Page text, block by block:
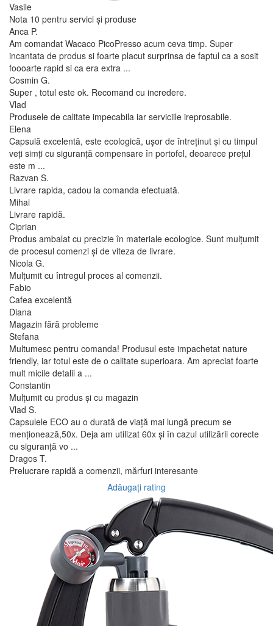
Vasile
Nota 10 pentru servici și produse
Anca P.
Am comandat Wacaco PicoPresso acum ceva timp. Super
incantata de produs si foarte placut surprinsa de faptul ca a sosit
foooarte rapid si ca era extra ...
Cosmin G.
Super , totul este ok. Recomand cu incredere.
Vlad
Produsele de calitate impecabila iar serviciile ireprosabile.
Elena
Capsulă excelentă, este ecologică, ușor de întreținut și cu timpul
veți simți cu siguranță compensare în portofel, deoarece prețul
este m ...
Razvan S.
Livrare rapida, cadou la comanda efectuată.
Mihai
Livrare rapidă.
Ciprian
Produs ambalat cu precizie în materiale ecologice. Sunt mulțumit
de procesul comenzi și de viteza de livrare.
Nicola G.
Mulțumit cu întregul proces al comenzii.
Fabio
Cafea excelentă
Diana
Magazin fără probleme
Stefana
Multumesc pentru comanda! Produsul este impachetat nature
friendly, iar totul este de o calitate superioara. Am apreciat foarte
mult micile detalii a ...
Constantin
Mulțumit cu produs și cu magazin
Vlad S.
Capsulele ECO au o durată de viață mai lungă precum se
menționează,50x. Deja am utilizat 60x și în cazul utilizării corecte
cu siguranță vo ...
Dragos T.
Prelucrare rapidă a comenzii, mărfuri interesante
Adăugați rating